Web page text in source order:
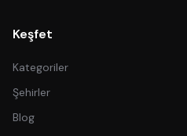
Keşfet
Kategoriler
Şehirler
Blog